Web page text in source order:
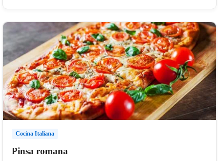
Cocina Italiana
Pinsa romana